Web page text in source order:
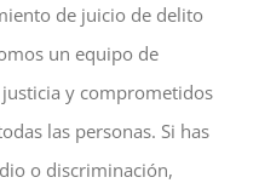
de juicio de delito
un equipo de
y comprometidos
las personas. Si has
o discriminación,